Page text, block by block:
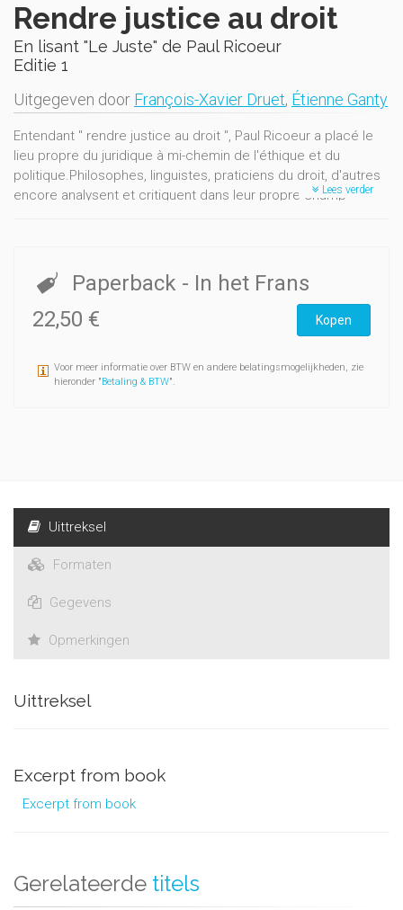
Rendre justice au droit
En lisant "Le Juste" de Paul Ricoeur
Editie 1
Uitgegeven door François-Xavier Druet, Étienne Ganty
Entendant " rendre justice au droit ", Paul Ricoeur a placé le
lieu propre du juridique à mi-chemin de l'éthique et du
politique.Philosophes, linguistes, praticiens du droit, d'autres
encore analysent et critiquent dans leur propre champLees verder
Paperback - In het Frans
22,50 €
Kopen
Voor meer informatie over BTW en andere belatingsmogelijkheden, zie
hieronder "Betaling & BTW".
Uittreksel
Formaten
Gegevens
Opmerkingen
Uittreksel
Excerpt from book
Excerpt from book
Gerelateerde titels